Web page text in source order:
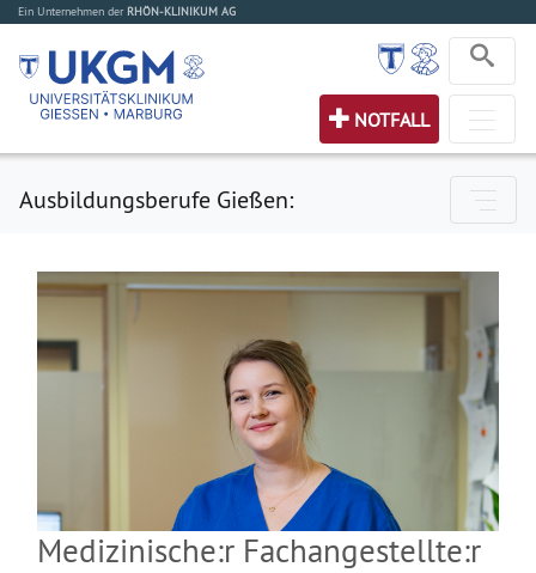
Ein Unternehmen der RHÖN-KLINIKUM AG
NOTFALL
Ausbildungsberufe Gießen:
Medizinische:r Fachangestellte:r